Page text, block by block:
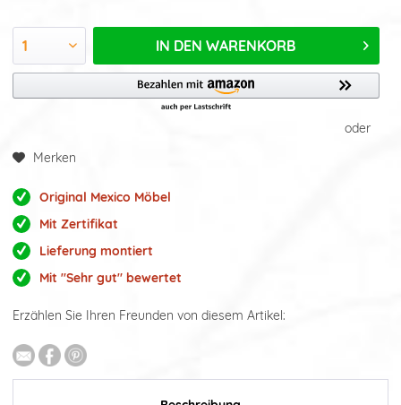
IN DEN WARENKORB
oder
Merken
Original Mexico Möbel
Mit Zertifikat
Lieferung montiert
Mit "Sehr gut" bewertet
Erzählen Sie Ihren Freunden von diesem Artikel: